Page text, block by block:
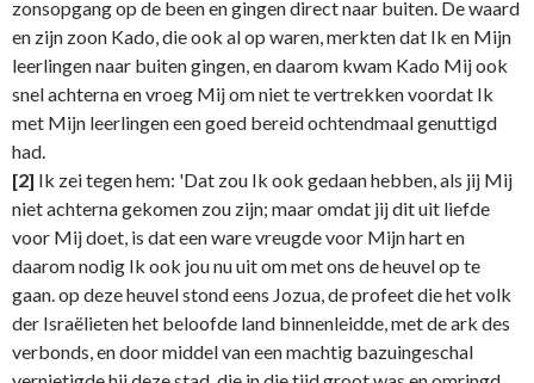
zonsopgang op de been en gingen direct naar buiten. De waard
en zijn zoon Kado, die ook al op waren, merkten dat Ik en Mijn
leerlingen naar buiten gingen, en daarom kwam Kado Mij ook
snel achterna en vroeg Mij om niet te vertrekken voordat Ik
met Mijn leerlingen een goed bereid ochtendmaal genuttigd
had.
[2] Ik zei tegen hem: 'Dat zou Ik ook gedaan hebben, als jij Mij
niet achterna gekomen zou zijn; maar omdat jij dit uit liefde
voor Mij doet, is dat een ware vreugde voor Mijn hart en
daarom nodig Ik ook jou nu uit om met ons de heuvel op te
gaan. op deze heuvel stond eens Jozua, de profeet die het volk
der Israëlieten het beloofde land binnenleidde, met de ark des
verbonds, en door middel van een machtig bazuingeschal